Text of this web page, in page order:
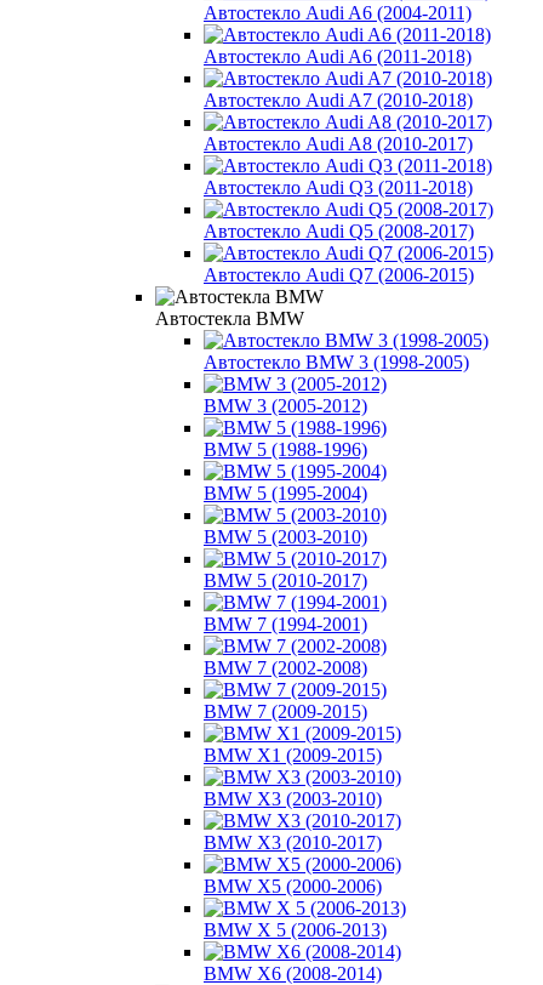
Автостекло Audi A6 (2004-2011)
Автостекло Audi A6 (2011-2018)
Автостекло Audi A7 (2010-2018)
Автостекло Audi A8 (2010-2017)
Автостекло Audi Q3 (2011-2018)
Автостекло Audi Q5 (2008-2017)
Автостекло Audi Q7 (2006-2015)
Автостекла BMW
Автостекло BMW 3 (1998-2005)
BMW 3 (2005-2012)
BMW 5 (1988-1996)
BMW 5 (1995-2004)
BMW 5 (2003-2010)
BMW 5 (2010-2017)
BMW 7 (1994-2001)
BMW 7 (2002-2008)
BMW 7 (2009-2015)
BMW X1 (2009-2015)
BMW X3 (2003-2010)
BMW X3 (2010-2017)
BMW X5 (2000-2006)
BMW X 5 (2006-2013)
BMW X6 (2008-2014)